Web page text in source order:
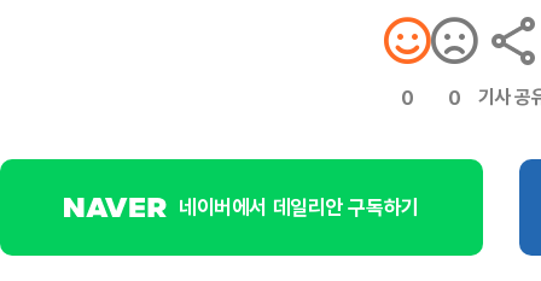
0 0 기사 공
네이버에서 데일리안 구독하기